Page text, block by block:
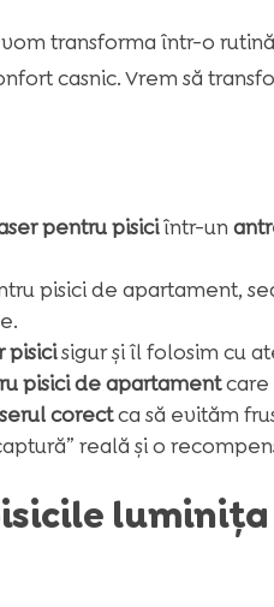
transforma într-o
casnic. Vrem să
pentru pisiciîntr-un
pisici de apartament,
pisicisigur și îl folosim cu
pisici de apartamentcare
corectca să evităm
reală și o